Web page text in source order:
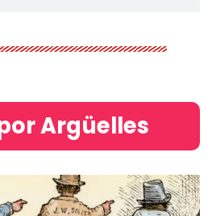
Argüelles​